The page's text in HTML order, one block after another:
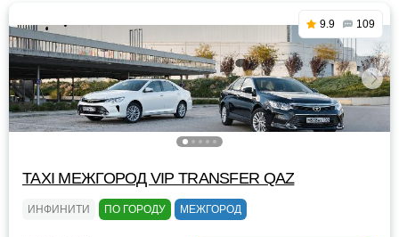
9.9 109
TAXI МЕЖГОРОД VIP TRANSFER QАZ
ИНФИНИТИ ПО ГОРОДУ МЕЖГОРОД